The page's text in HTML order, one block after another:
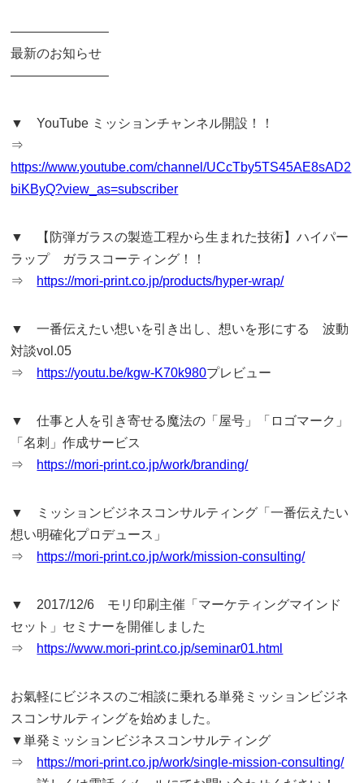
———————–
最新のお知らせ
———————–
▼ YouTube ミッションチャンネル開設！！
⇒
https://www.youtube.com/channel/UCcTby5TS45AE8sAD2
biKByQ?view_as=subscriber
▼ 【防弾ガラスの製造工程から生まれた技術】ハイパー
ラップ ガラスコーティング！！
⇒ https://mori-print.co.jp/products/hyper-wrap/
▼ 一番伝えたい想いを引き出し、想いを形にする 波動
対談vol.05
⇒ https://youtu.be/kgw-K70k980プレビュー
▼ 仕事と人を引き寄せる魔法の「屋号」「ロゴマーク」
「名刺」作成サービス
⇒ https://mori-print.co.jp/work/branding/
▼ ミッションビジネスコンサルティング「一番伝えたい
想い明確化プロデュース」
⇒ https://mori-print.co.jp/work/mission-consulting/
▼ 2017/12/6 モリ印刷主催「マーケティングマインド
セット」セミナーを開催しました
⇒ https://www.mori-print.co.jp/seminar01.html
お氣軽にビジネスのご相談に乗れる単発ミッションビジネ
スコンサルティングを始めました。
▼単発ミッションビジネスコンサルティング
⇒ https://mori-print.co.jp/work/single-mission-consulting/